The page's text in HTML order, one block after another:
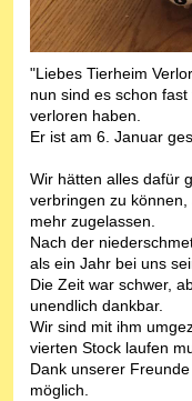
"Liebes Tierheim
nun sind es schon
verloren haben.
Er ist am 6. Januar
Wir hätten alles dafür
verbringen zu
mehr zugelassen.
Nach der
als ein Jahr bei uns
Die Zeit war schwer,
unendlich dankbar.
Wir sind mit ihm
vierten Stock laufen
Dank unserer
möglich.